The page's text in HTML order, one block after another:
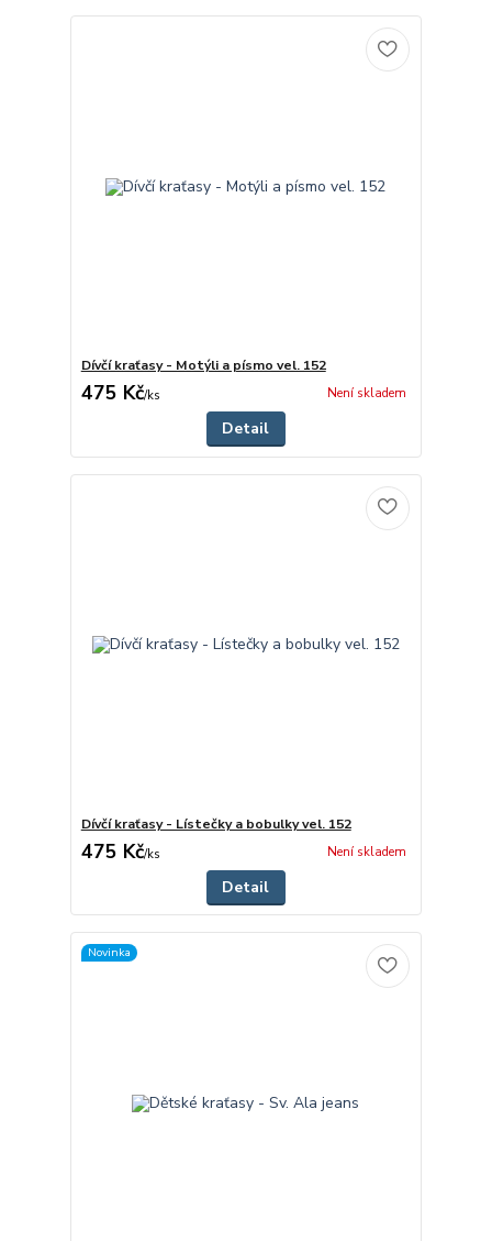
Dívčí kraťasy - Motýli a písmo vel. 152
475 Kč/ks Není skladem
Detail
Dívčí kraťasy - Lístečky a bobulky vel. 152
475 Kč/ks Není skladem
Detail
Novinka